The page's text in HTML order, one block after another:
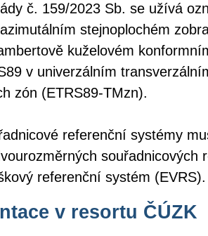
č. 159/2023 Sb. se užívá
stejnoplochém
kuželovém
v univerzálním
zón (ETRS89-TMzn).
referenční systémy
souřadnicových
referenční systém (EVRS).
v resortu ČÚZK